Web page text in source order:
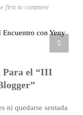
first to comment
Para el “III
ni quedarse sentada